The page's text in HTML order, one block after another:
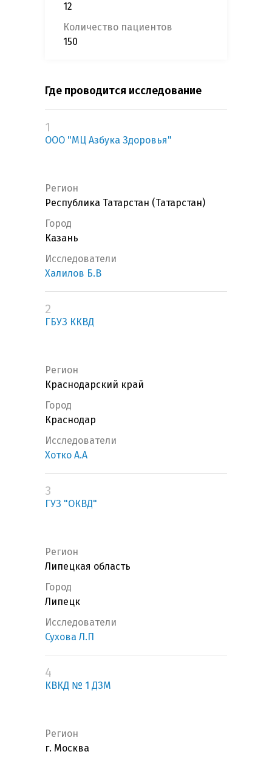
12
Количество пациентов
150
Где проводится исследование
1
ООО "МЦ Азбука Здоровья"
Регион
Республика Татарстан (Татарстан)
Город
Казань
Исследователи
Халилов Б.В
2
ГБУЗ ККВД
Регион
Краснодарский край
Город
Краснодар
Исследователи
Хотко А.А
3
ГУЗ "ОКВД"
Регион
Липецкая область
Город
Липецк
Исследователи
Сухова Л.П
4
КВКД № 1 ДЗМ
Регион
г. Москва